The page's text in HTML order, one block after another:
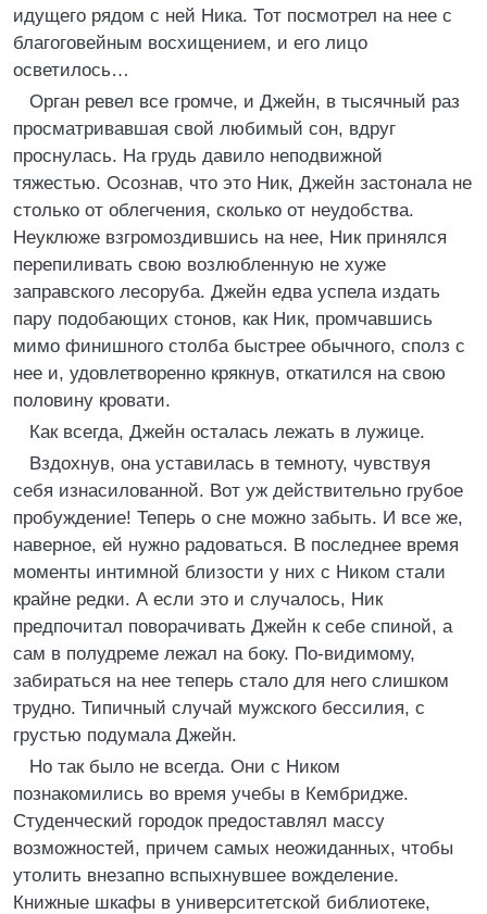
идущего рядом с ней Ника. Тот посмотрел на нее с
благоговейным восхищением, и его лицо
осветилось…
Орган ревел все громче, и Джейн, в тысячный раз
просматривавшая свой любимый сон, вдруг
проснулась. На грудь давило неподвижной
тяжестью. Осознав, что это Ник, Джейн застонала не
столько от облегчения, сколько от неудобства.
Неуклюже взгромоздившись на нее, Ник принялся
перепиливать свою возлюбленную не хуже
заправского лесоруба. Джейн едва успела издать
пару подобающих стонов, как Ник, промчавшись
мимо финишного столба быстрее обычного, сполз с
нее и, удовлетворенно крякнув, откатился на свою
половину кровати.
Как всегда, Джейн осталась лежать в лужице.
Вздохнув, она уставилась в темноту, чувствуя
себя изнасилованной. Вот уж действительно грубое
пробуждение! Теперь о сне можно забыть. И все же,
наверное, ей нужно радоваться. В последнее время
моменты интимной близости у них с Ником стали
крайне редки. А если это и случалось, Ник
предпочитал поворачивать Джейн к себе спиной, а
сам в полудреме лежал на боку. По-видимому,
забираться на нее теперь стало для него слишком
трудно. Типичный случай мужского бессилия, с
грустью подумала Джейн.
Но так было не всегда. Они с Ником
познакомились во время учебы в Кембридже.
Студенческий городок предоставлял массу
возможностей, причем самых неожиданных, чтобы
утолить внезапно вспыхнувшее вожделение.
Книжные шкафы в университетской библиотеке,